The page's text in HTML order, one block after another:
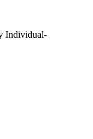
Individual-